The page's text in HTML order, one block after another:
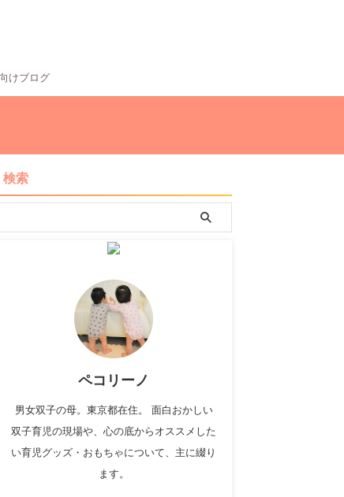
けブログ
検索
ペコリーノ
男女双子の母。東京都在住。 面白おかしい
双子育児の現場や、心の底からオススメした
い育児グッズ・おもちゃについて、主に綴り
ます。